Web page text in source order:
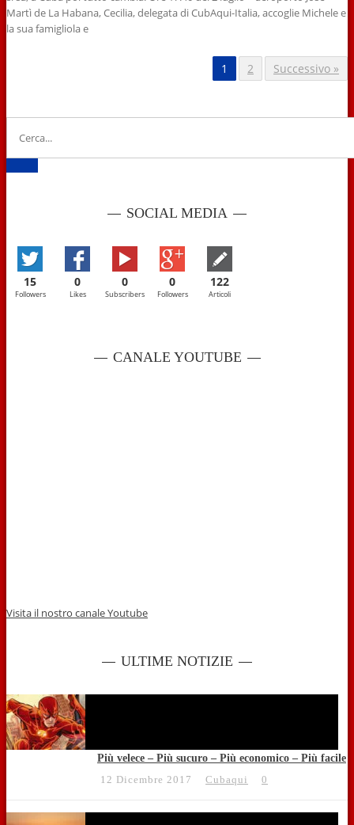
Martì de La Habana, Cecilia, delegata di CubAqui-Italia, accoglie Michele e
la sua famigliola e
1 2 Successivo »
SOCIAL MEDIA
15
Followers
0
Likes
0
Subscribers
0
Followers
122
Articoli
CANALE YOUTUBE
Visita il nostro canale Youtube
ULTIME NOTIZIE
Più velece – Più sucuro – Più economico – Più facile
12 Dicembre 2017
Cubaqui 0